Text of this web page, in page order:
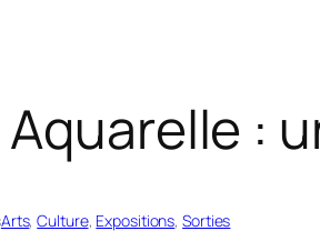
Aquarelle :
Arts, Culture, Expositions, Sorties